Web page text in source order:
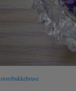
storebukkebruse